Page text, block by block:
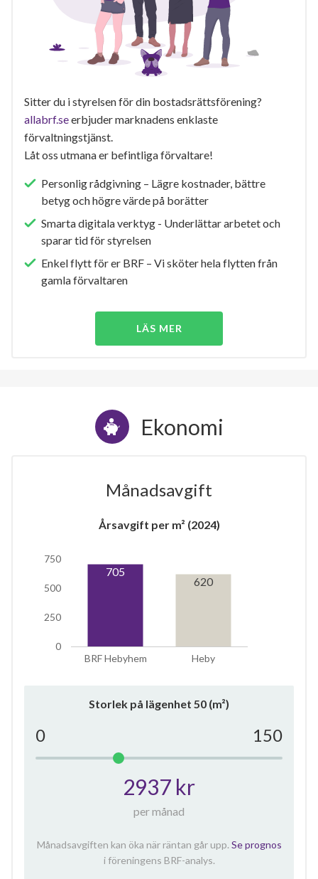
Sitter du i styrelsen för din bostadsrättsförening?
allabrf.seerbjuder marknadens enklaste
förvaltningstjänst.
Låt oss utmana er befintliga förvaltare!
Personlig rådgivning – Lägre kostnader, bättre
betyg och högre värde på borätter
Smarta digitala verktyg - Underlättar arbetet och
sparar tid för styrelsen
Enkel flytt för er BRF – Vi sköter hela flytten från
gamla förvaltaren
LÄS MER
Ekonomi
Månadsavgift
Årsavgift per m² (2024)
BRF Hebyhem Heby
0
250
500
750
705
620
Storlek på lägenhet 50 (m²)
0 150
2937 kr
per månad
Månadsavgiften kan öka när räntan går upp. Se prognos
i föreningens BRF-analys.